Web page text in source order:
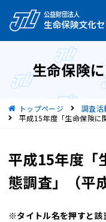
生命保険
現在位置トップページ 調査活
平成15年度「生命保険に
平成15年度「
態調査」（平
※タイトル名を押すと該